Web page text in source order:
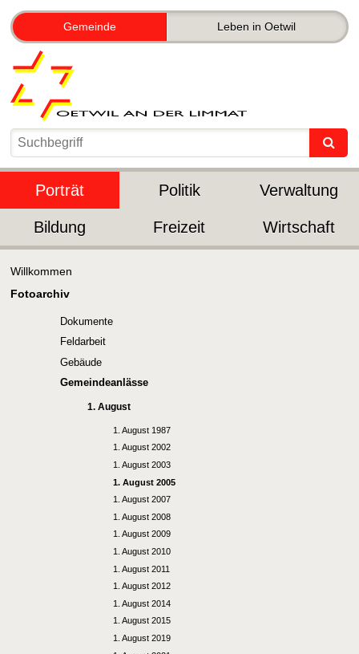
Gemeinde Leben in Oetwil
Porträt Politik Verwaltung
Bildung Freizeit Wirtschaft
Willkommen
Fotoarchiv
Dokumente
Feldarbeit
Gebäude
Gemeindeanlässe
1. August
1. August 1987
1. August 2002
1. August 2003
1. August 2005
1. August 2007
1. August 2008
1. August 2009
1. August 2010
1. August 2011
1. August 2012
1. August 2014
1. August 2015
1. August 2019